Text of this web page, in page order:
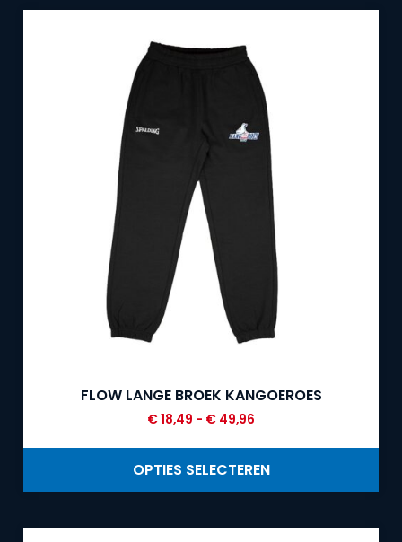
FLOW LANGE BROEK KANGOEROES
€18,49 - € 49,96
OPTIES SELECTEREN